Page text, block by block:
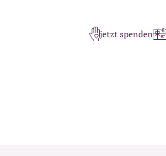
jetzt spenden